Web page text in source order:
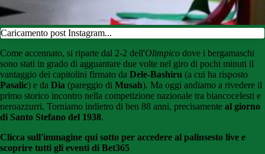
Caricamento post Instagram...
Come accennato, si riparte dal 2-2 dell'Olimpico dove i bergamaschi
sono stati in grado di agguantare due volte nel giro di pochi minuti il
vantaggio dei capitolini firmato da Dele-Bashiru (a cui ha risposto
Pasalic) e da Dia (pareggio di Musah). Ma oggi andiamo a rivedere il
primo storico incontro nella competizione nazionale tra biancocelesti e
neroazzurri. Torniamo indietro di ben 88 anni, precisamente al giorno
di Santo Stefano del 1938.
Clicca sull'immagine qui sotto per accedere al palinsesto live e
scoprire tutti gli eventi di Bet365